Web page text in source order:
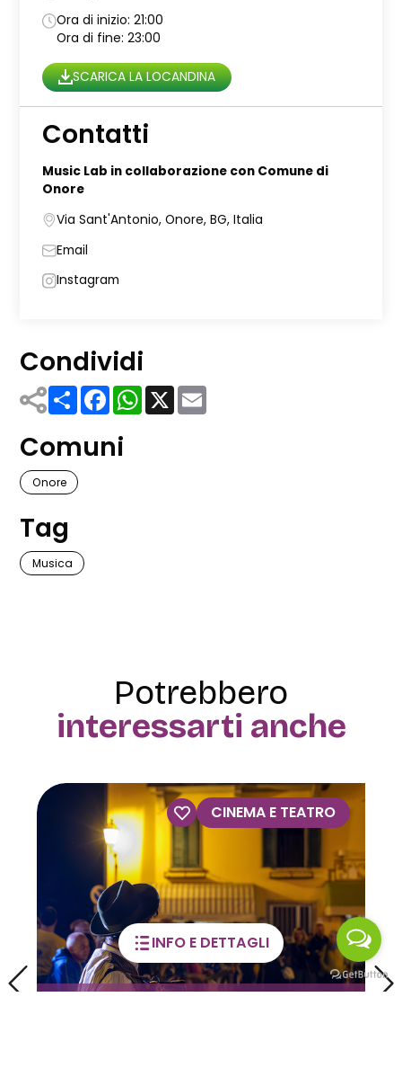
INFO E DETTAGLI
Ora di inizio: 21:00
Ora di fine: 23:00
SCARICA LA LOCANDINA
Contatti
Music Lab in collaborazione con Comune di
Onore
Via Sant'Antonio, Onore, BG, Italia
Email
Instagram
Condividi
ShareFacebook
WhatsApp
X
Comuni
Onore
Tag
Musica
Potrebbero
interessarti anche
VISITE GUIDATE